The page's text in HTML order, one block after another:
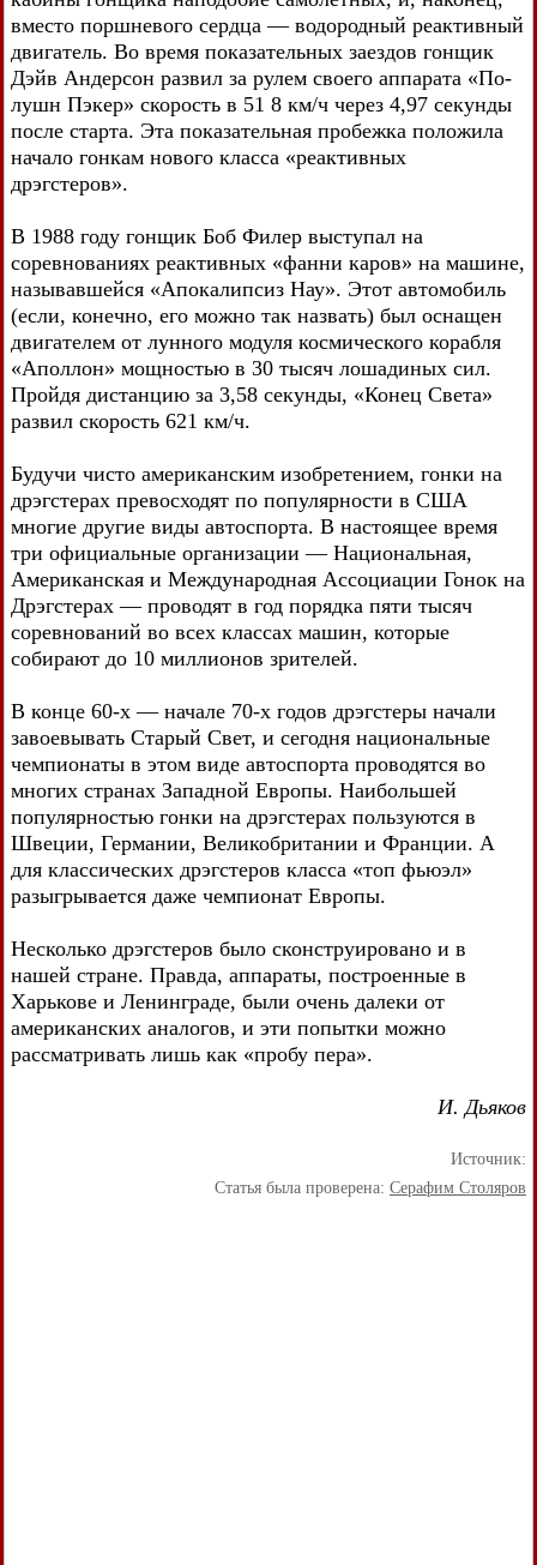
вместо поршневого сердца — водородный реактивный
двигатель. Во время показательных заездов гонщик
Дэйв Андерсон развил за рулем своего аппарата «По-
лушн Пэкер» скорость в 51 8 км/ч через 4,97 секунды
после старта. Эта показательная пробежка положила
начало гонкам нового класса «реактивных
дрэгстеров».
В 1988 году гонщик Боб Филер выступал на
соревнованиях реактивных «фанни каров» на машине,
называвшейся «Апокалипсиз Нау». Этот автомобиль
(если, конечно, его можно так назвать) был оснащен
двигателем от лунного модуля космического корабля
«Аполлон» мощностью в 30 тысяч лошадиных сил.
Пройдя дистанцию за 3,58 секунды, «Конец Света»
развил скорость 621 км/ч.
Будучи чисто американским изобретением, гонки на
дрэгстерах превосходят по популярности в США
многие другие виды автоспорта. В настоящее время
три официальные организации — Национальная,
Американская и Международная Ассоциации Гонок на
Дрэгстерах — проводят в год порядка пяти тысяч
соревнований во всех классах машин, которые
собирают до 10 миллионов зрителей.
В конце 60-х — начале 70-х годов дрэгстеры начали
завоевывать Старый Свет, и сегодня национальные
чемпионаты в этом виде автоспорта проводятся во
многих странах Западной Европы. Наибольшей
популярностью гонки на дрэгстерах пользуются в
Швеции, Германии, Великобритании и Франции. А
для классических дрэгстеров класса «топ фьюэл»
разыгрывается даже чемпионат Европы.
Несколько дрэгстеров было сконструировано и в
нашей стране. Правда, аппараты, построенные в
Харькове и Ленинграде, были очень далеки от
американских аналогов, и эти попытки можно
рассматривать лишь как «пробу пера».
И. Дьяков
Источник:
Статья была проверена: Серафим Столяров